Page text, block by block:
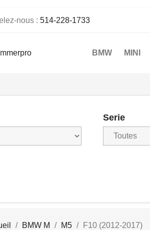
nous : 514-228-1733
BMW MINI
Serie
BMW M M5 F10 (2012-2017)